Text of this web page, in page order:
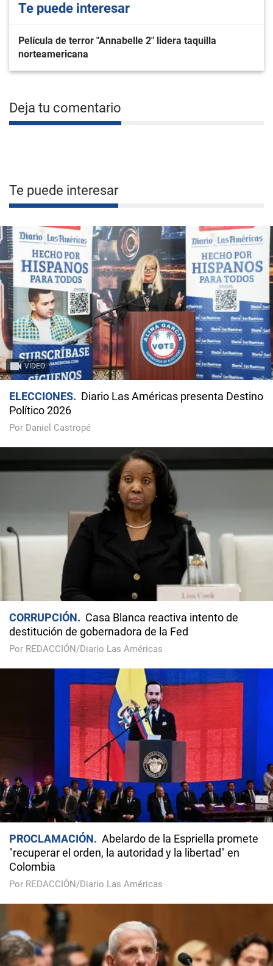
Te puede interesar
Película de terror "Annabelle 2" lidera taquilla
norteamericana
Deja tu comentario
Te puede interesar
VIDEO
ELECCIONES
Diario Las Américas presenta Destino
Político 2026
Por Daniel Castropé
CORRUPCIÓN
Casa Blanca reactiva intento de
destitución de gobernadora de la Fed
Por REDACCIÓN/Diario Las Américas
PROCLAMACIÓN
Abelardo de la Espriella promete
"recuperar el orden, la autoridad y la libertad" en
Colombia
Por REDACCIÓN/Diario Las Américas